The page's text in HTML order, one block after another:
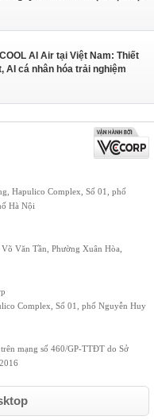
AI Air tại Việt Nam: Thiết
AI cá nhân hóa trải nghiệm
Hapulico Complex, Số 01, phố
Hà Nội
Văn Tần, Phường Xuân Hòa,
Complex, Số 01, phố Nguyễn Huy
mạng số 460/GP-TTĐT do Sở